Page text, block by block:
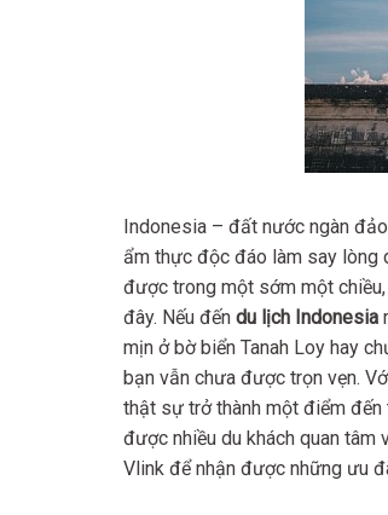
Indonesia – đất nước ngàn
ẩm thực độc đáo làm say lòng
được trong một sớm một
đây. Nếu đến du lịch Indonesia
mịn ở bờ biển Tanah Loy hay
bạn vẫn chưa được trọn vẹn.
thật sự trở thành một điểm đến
được nhiều du khách quan
Vlink để nhận được những ưu